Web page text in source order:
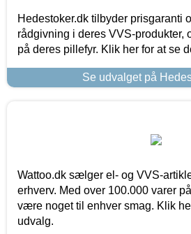
Hedestoker.dk tilbyder prisgaranti
rådgivning i deres VVS-produkter,
på deres pillefyr. Klik her for at se
Se udvalget på
Wattoo.dk sælger el- og VVS-
erhverv. Med over 100.000 varer
være noget til enhver smag. Klik
udvalg.